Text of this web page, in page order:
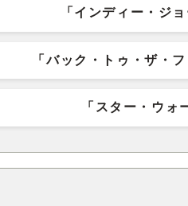
「インディー・ジョ
「バック・トゥ・ザ・
「スター・ウォ